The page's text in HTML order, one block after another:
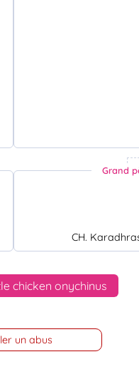
Grand
CH.
chicken onychinus
un abus